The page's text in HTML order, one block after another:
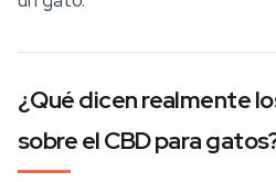
¿Qué dicen realmente
sobre el CBD para